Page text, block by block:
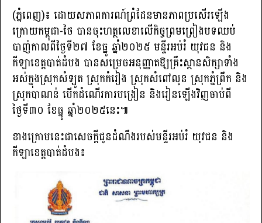
(ភ្នំពេញ)៖ ដោយសភាពការណ៍ព្រំដែនមានភាពប្រសើរឡើង
ក្រោយកម្ពុជា-ថៃ បានចុះហត្ថលេខាលើកិច្ចព្រមព្រៀងបទឈប់
បាញ់កាលពីថ្ងៃទី២៧ ខែធ្នូ ឆ្នាំ២០២៥ មន្ទីរអប់រំ យុវជន និង
កីឡាខេត្តបាត់ដំបង បានសម្រេចអនុញ្ញាតឱ្យគ្រឹះស្ថានសិក្សាទាំង
អស់ក្នុងស្រុកសំឡូត ស្រុកកំរៀង ស្រុកសំពៅលូន ស្រុកភ្នំព្រឹក និង
ស្រុកបាណន់ បើកដំណើរការបង្រៀន និងរៀនឡើងវិញចាប់ពី
ថ្ងៃទី៣០ ខែធ្នូ ឆ្នាំ២០២៥នេះ៕
ខាងក្រោមនេះជាសេចក្តីជូនដំណឹងរបស់មន្ទីរអប់រំ យុវជន និង
កីឡាខេត្តបាត់ដំបង៖